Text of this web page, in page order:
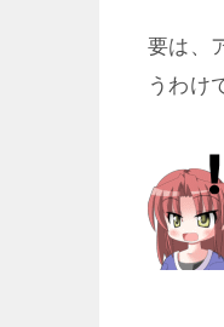
要は、
うわけ